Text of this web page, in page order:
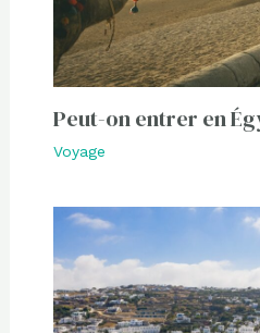
Peut-on entrer en
Voyage